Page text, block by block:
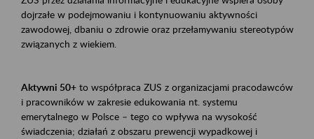
dojrzałe w podejmowaniu i kontynuowaniu aktywności
zawodowej, dbaniu o zdrowie oraz przełamywaniu stereotypów
związanych z wiekiem.
Aktywni 50+ to współpraca ZUS z organizacjami pracodawców
i pracowników w zakresie edukowania nt. systemu
emerytalnego w Polsce – tego co wpływa na wysokość
świadczenia; działań z obszaru prewencji wypadkowej i